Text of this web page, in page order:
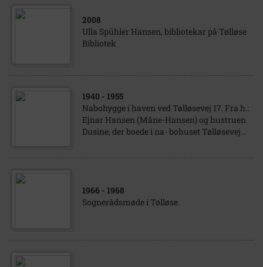
2008
Ulla Spühler Hansen, bibliotekar på Tølløse
Bibliotek
1940 - 1955
Nabohygge i haven ved Tølløsevej 17. Fra h.:
Ejnar Hansen (Måne-Hansen) og hustruen
Dusine, der boede i na- bohuset Tølløsevej...
1966 - 1968
Sognerådsmøde i Tølløse.